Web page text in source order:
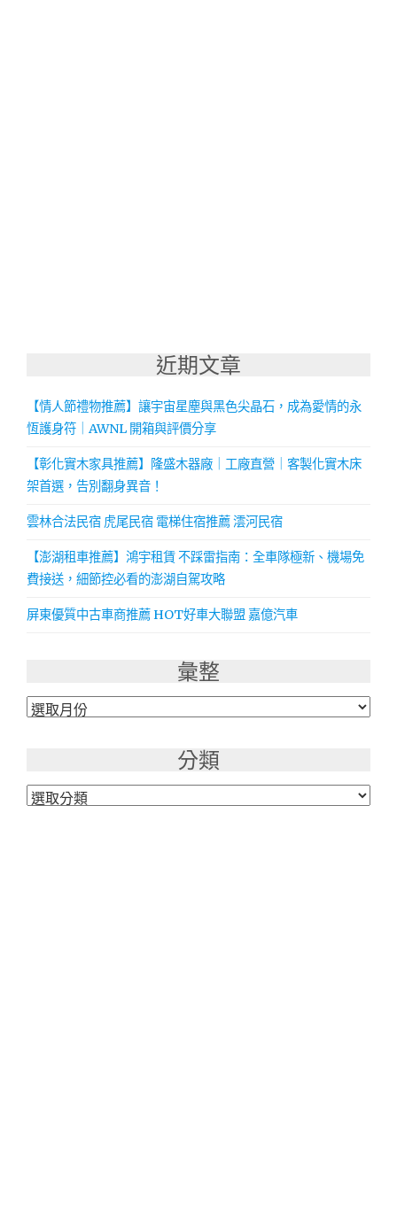
近期文章
【情人節禮物推薦】讓宇宙星塵與黑色尖晶石，成為愛情的永
恆護身符｜AWNL 開箱與評價分享
【彰化實木家具推薦】隆盛木器廠｜工廠直營｜客製化實木床
架首選，告別翻身異音！
雲林合法民宿 虎尾民宿 電梯住宿推薦 澐河民宿
【澎湖租車推薦】鴻宇租賃 不踩雷指南：全車隊極新、機場免
費接送，細節控必看的澎湖自駕攻略
屏東優質中古車商推薦 HOT好車大聯盟 嘉億汽車
彙整
彙
分類
分